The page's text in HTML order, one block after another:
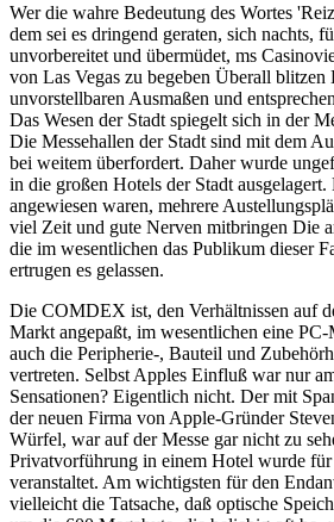
Wer die wahre Bedeutung des Wortes
dem sei es dringend geraten, sich nachts,
unvorbereitet und übermüdet, ms
von Las Vegas zu begeben Überall blitzen
unvorstellbaren Ausmaßen und
Das Wesen der Stadt spiegelt sich in der
Die Messehallen der Stadt sind mit dem
bei weitem überfordert. Daher wurde
in die großen Hotels der Stadt ausgelagert.
angewiesen waren, mehrere
viel Zeit und gute Nerven mitbringen Die
die im wesentlichen das Publikum dieser
ertrugen es gelassen.
Die COMDEX ist, den Verhältnissen auf
Markt angepaßt, im wesentlichen eine
auch die Peripherie-, Bauteil und
vertreten. Selbst Apples Einfluß war nur
Sensationen? Eigentlich nicht. Der mit
der neuen Firma von Apple-Gründer
Würfel, war auf der Messe gar nicht zu
Privatvorführung in einem Hotel wurde
veranstaltet. Am wichtigsten für den
vielleicht die Tatsache, daß optische